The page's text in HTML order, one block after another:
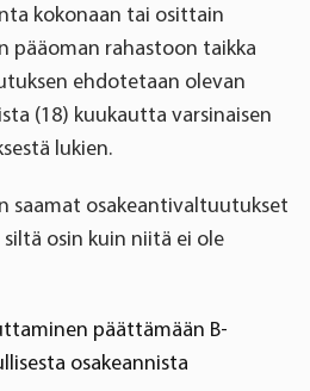
kokonaan tai osittain
pääoman rahastoon taikka
ehdotetaan olevan
(18) kuukautta varsinaisen
lukien.
saamat osakeantivaltuutukset
osin kuin niitä ei ole
päättämään B-
osakeannista